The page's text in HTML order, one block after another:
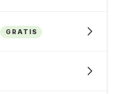
GRATIS